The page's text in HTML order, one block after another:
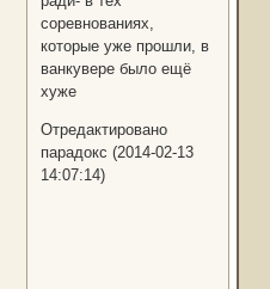
соревнованиях,
которые уже прошли, в
ванкувере было ещё
хуже
Отредактировано
парадокс (2014-02-13
14:07:14)